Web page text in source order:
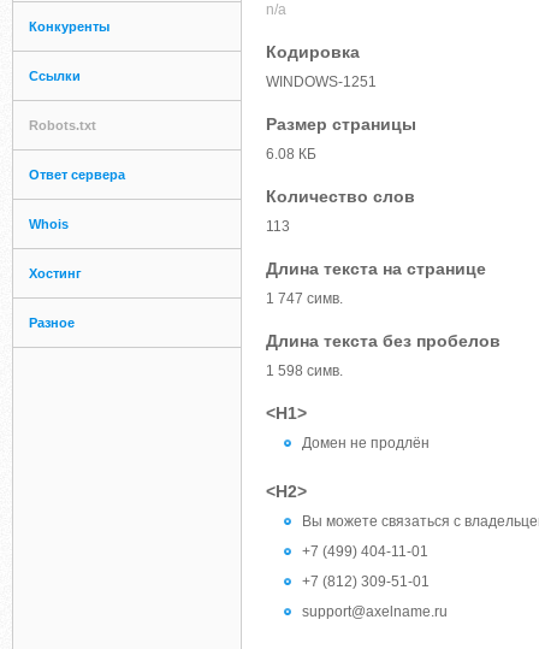
Конкуренты
Ссылки
Robots.txt
Ответ сервера
Whois
Хостинг
Разное
n/a
Кодировка
WINDOWS-1251
Размер страницы
6.08 КБ
Количество слов
113
Длина текста на странице
1 747 симв.
Длина текста без пробелов
1 598 симв.
<H1>
Домен не продлён
<H2>
Вы можете связаться с
+7 (499) 404-11-01
+7 (812) 309-51-01
support@axelname.ru